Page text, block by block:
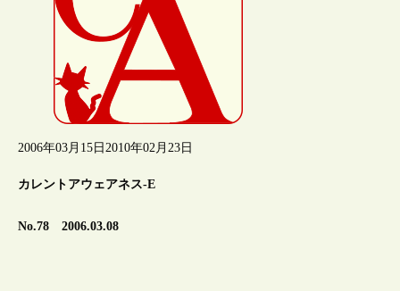
2006年03月15日 2010年02月23日
カレントアウェアネス-E
No.78 2006.03.08